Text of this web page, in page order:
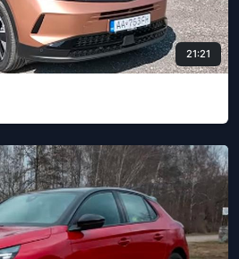
21:21